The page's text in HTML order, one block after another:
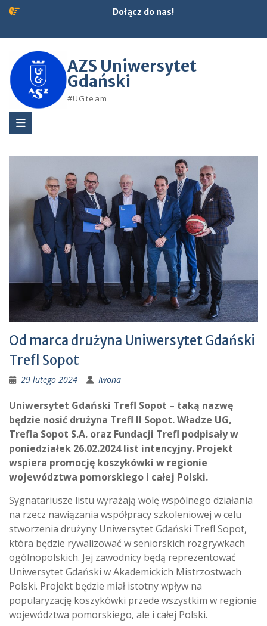
Skip
Dołącz do nas!
AZS Uniwersytet
Gdański
#UGteam
Od marca drużyna Uniwersytet Gdański
Trefl Sopot
29 lutego 2024 Iwona
Uniwersytet Gdański Trefl Sopot – taką nazwę
będzie nosić drużyna Trefl II Sopot. Władze UG,
Trefla Sopot S.A. oraz Fundacji Trefl podpisały w
poniedziałek 26.02.2024 list intencyjny. Projekt
wspiera promocję koszykówki w regionie
województwa pomorskiego i całej Polski.
Sygnatariusze listu wyrażają wolę wspólnego działania
na rzecz nawiązania współpracy szkoleniowej w celu
stworzenia drużyny Uniwersytet Gdański Trefl Sopot,
która będzie rywalizować w seniorskich rozgrywkach
ogólnopolskich. Jej zawodnicy będą reprezentować
Uniwersytet Gdański w Akademickich Mistrzostwach
Polski. Projekt będzie miał istotny wpływ na
popularyzację koszykówki przede wszystkim w regionie
województwa pomorskiego, ale i całej Polski.